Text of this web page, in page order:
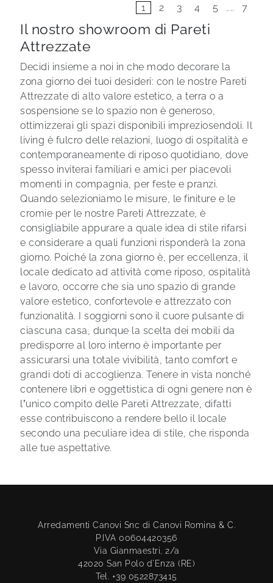
1 2 3 4 5 .... 7
Il nostro showroom di Pareti
Attrezzate
Decidi insieme a noi in che modo decorare la
zona giorno dei tuoi desideri: con le nostre Pareti
Attrezzate di alto valore estetico, a terra o a
sospensione se lo spazio non è generoso,
ottimizzerai gli spazi disponibili impreziosendoli. Il
living è fulcro delle relazioni, luogo di ospitalità e
contemporaneamente di riposo quotidiano, dove
spesso inviterai familiari e amici per piacevoli
momenti in compagnia, per feste e pranzi.
Quando selezioniamo le misure, le finiture e le
cromie per le nostre Pareti Attrezzate, è
consigliabile appurare a quale idea di stile rifarsi
e considerare a quali funzioni risponderà la zona
giorno. Poiché la zona giorno è, per eccellenza, il
locale dedicato ad attività come riposo, ospitalità
e lavoro, occorre che sia uno spazio di grande
valore estetico, confortevole e attrezzato con
funzionalità. I soggiorni sono il cuore pulsante di
ciascuna casa, dunque la scelta dei mobili da
predisporre al loro interno è importante per
assicurarsi una totale vivibilità, tanto comfort e
grandi doti di accoglienza. Tenere in vista nonché
contenere libri e oggettistica di ogni genere non è
l’unico compito delle Pareti Attrezzate, difatti
esse contribuiscono a rendere bello il locale
secondo una peculiare idea di stile, che risponda
alle tue aspettative.
Arredamenti Canovi Snc di Canovi Romina & C.
P.IVA 00604420356
Via Gianmaestri, 2/a
42020 San Polo d'Enza (RE)
Tel. +39 0522873415